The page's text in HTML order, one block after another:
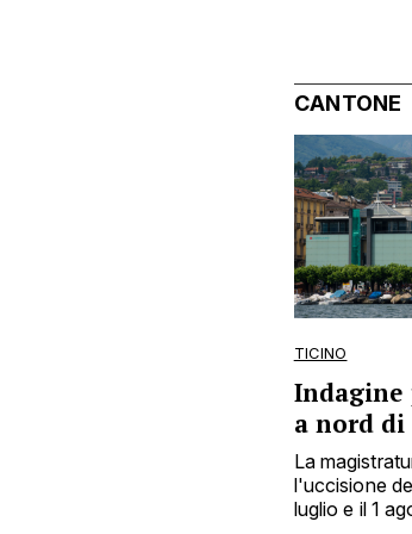
CANTONE
TICINO
Indagine
a nord
La
l'uccisione
luglio e il 1